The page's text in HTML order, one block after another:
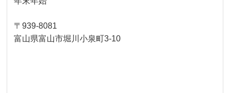
〒939-8081
富山県富山市堀川小泉町3-10